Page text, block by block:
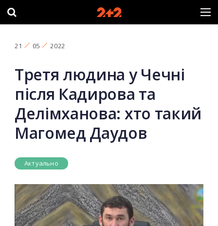
21 05 2022
Третя людина у Чечні
після Кадирова та
Делімханова: хто такий
Магомед Даудов
Актуально